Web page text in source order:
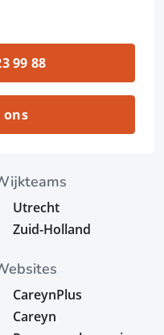
99 88
ons
Utrecht
Zuid-Holland
CareynPlus
Careyn